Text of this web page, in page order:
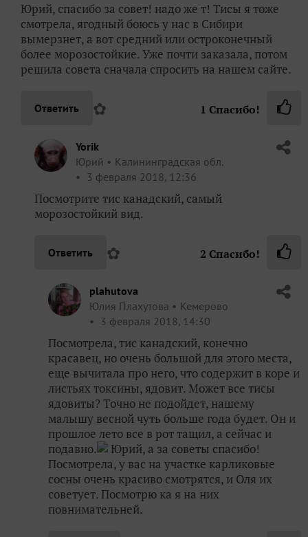
Юрий, спасибо за совет! надо же т! Тисы я тоже
смотрела, ягодный боюсь у нас в Сибири
вымерзнет, а вот средний или остроконечный
более морозостойкие. Уже почти заказала, потом
решила совета сначала спросить на нашем сайте.
Ответить ✿ 1 Спасибо!
Yorik
Юрий
Калининградская обл.
3 февраля 2018, 12:36
Посмотрите тис канадский, самый
морозостойкий вид.
Ответить ✿ 2 Спасибо!
plahutova
Юлия Плахутова
Кемерово
3 февраля 2018, 14:30
Посмотрела, тис канадский, конечно
красавец, но очень большой для этого места,
еще вычитала про него, что содержит в коре и
листьях токсины, ядовит. Может все тисы
ядовиты? Точно не подойдет, нашему
малышу весной чуть больше года будет. Он и
прошлое лето все в рот тащил, а сейчас и
подавно.
Юрий, а за советы спасибо!
Посмотрела, у вас на участке карликовые
сосны очень красиво смотрятся, и Оля их
советует. Посмотрю ка я на них
повнимательней.